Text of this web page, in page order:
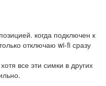
когда подключен к
отключаю wi-fi сразу
все эти симки в других